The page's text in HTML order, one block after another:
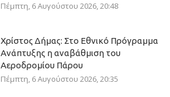
Πέμπτη, 6 Αυγούστου 2026, 20:48
Χρίστος Δήμας: Στο Εθνικό Πρόγραμμα
Ανάπτυξης η αναβάθμιση του
Αεροδρομίου Πάρου
Πέμπτη, 6 Αυγούστου 2026, 20:35